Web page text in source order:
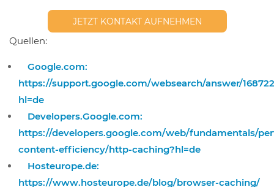
JETZT KONTAKT AUFNEHMEN
Quellen:
Google.com:
https://support.google.com/websearch/answer/
hl=de
Developers.Google.com:
https://developers.google.com/web/fundamentals/
content-efficiency/http-caching?hl=de
Hosteurope.de:
https://www.hosteurope.de/blog/browser-caching/